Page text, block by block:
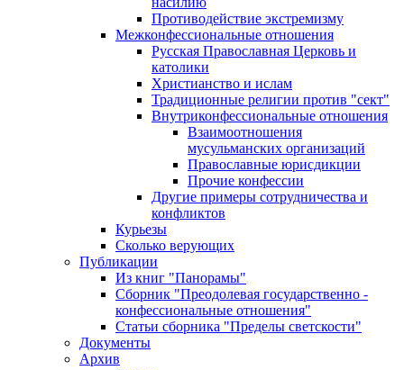
Противодействие экстремизму
Межконфессиональные отношения
Русская Православная Церковь и
католики
Христианство и ислам
Традиционные религии против "сект"
Внутриконфессиональные отношения
Взаимоотношения
мусульманских организаций
Православные юрисдикции
Прочие конфессии
Другие примеры сотрудничества и
конфликтов
Курьезы
Сколько верующих
Публикации
Из книг "Панорамы"
Сборник "Преодолевая государственно -
конфессиональные отношения"
Статьи сборника "Пределы светскости"
Документы
Архив